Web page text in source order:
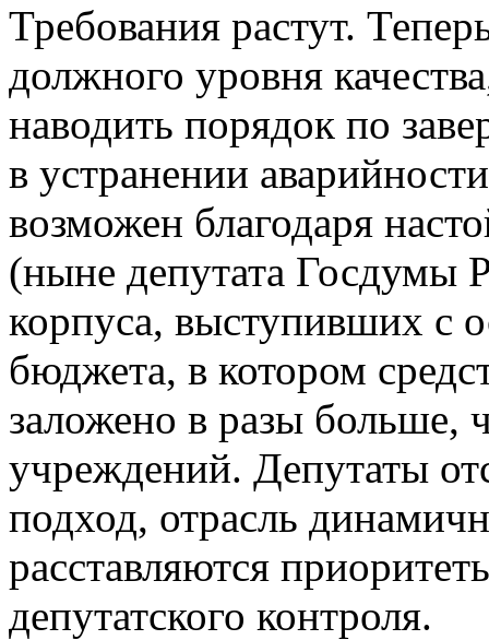
Требования растут.
должного уровня
наводить порядок по
в устранении
возможен благодаря
(ныне депутата Госдумы
корпуса, выступивших с
бюджета, в котором
заложено в разы больше,
учреждений. Депутаты
подход, отрасль
расставляются
депутатского контроля.